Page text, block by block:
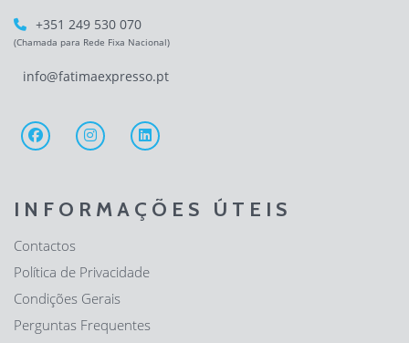
+351 249 530 070
(Chamada para Rede Fixa Nacional)
info@fatimaexpresso.pt
INFORMAÇÕES ÚTEIS
Contactos
Política de Privacidade
Condições Gerais
Perguntas Frequentes